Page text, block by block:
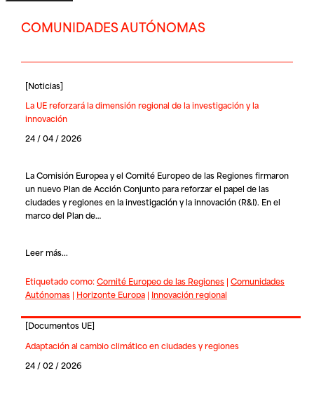
COMUNIDADES AUTÓNOMAS
[Noticias]
La UE reforzará la dimensión regional de la investigación y la
innovación
24 / 04 / 2026
La Comisión Europea y el Comité Europeo de las Regiones firmaron
un nuevo Plan de Acción Conjunto para reforzar el papel de las
ciudades y regiones en la investigación y la innovación (R&I). En el
marco del Plan de…
Leer más...
Etiquetado como:Comité Europeo de las Regiones| Comunidades
Autónomas| Horizonte Europa| Innovación regional
[Documentos UE]
Adaptación al cambio climático en ciudades y regiones
24 / 02 / 2026